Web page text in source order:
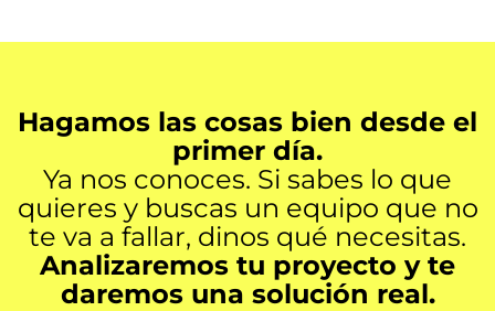
Hagamos las cosas bien desde el
primer día.
Ya nos conoces. Si sabes lo que
quieres y buscas un equipo que no
te va a fallar, dinos qué necesitas.
Analizaremos tu proyecto y te
daremos una solución real.